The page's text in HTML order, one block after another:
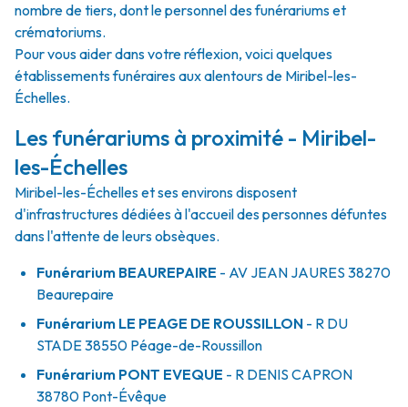
nombre de tiers, dont le personnel des funérariums et
crématoriums.
Pour vous aider dans votre réflexion, voici quelques
établissements funéraires aux alentours de Miribel-les-
Échelles.
Les funérariums à proximité - Miribel-
les-Échelles
Miribel-les-Échelles et ses environs disposent
d'infrastructures dédiées à l'accueil des personnes défuntes
dans l'attente de leurs obsèques.
Funérarium BEAUREPAIRE - AV JEAN JAURES 38270
Beaurepaire
Funérarium LE PEAGE DE ROUSSILLON - R DU
STADE38550 Péage-de-Roussillon
Funérarium PONT EVEQUE - R DENIS CAPRON
38780 Pont-Évêque